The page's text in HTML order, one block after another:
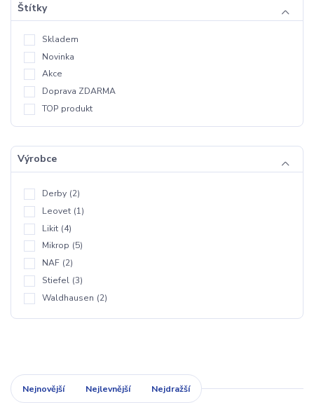
Štítky
Skladem
Novinka
Akce
Doprava ZDARMA
TOP produkt
Výrobce
Derby (2)
Leovet (1)
Likit (4)
Mikrop (5)
NAF (2)
Stiefel (3)
Waldhausen (2)
Nejnovější Nejlevnější Nejdražší